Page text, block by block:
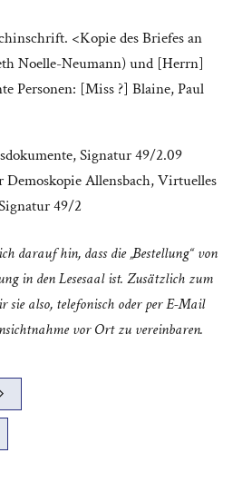
<Kopie des Briefes an
Noelle-Neumann) und [Herrn]
Personen: [Miss ?] Blaine, Paul
,Signatur 49/2.09
Allensbach,Virtuelles
49/2
darauf hin, dass die „Bestellung“ von
in den Lesesaal ist. Zusätzlich zum
sie also, telefonisch oder per E-Mail
vor Ort zu vereinbaren.